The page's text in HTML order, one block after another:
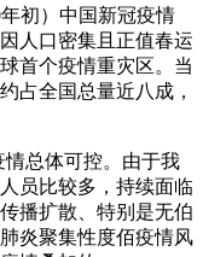
年初）中国新冠疫情
人口密集且正值春运
首个疫情重灾区。当
占全国总量近八成，
情总体可控。由于我
员比较多，持续面临
播扩散、特别是无伯
炎聚集性度佰疫情风